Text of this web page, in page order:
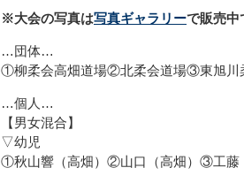
※大会の写真は写真ギャラリーで販売中
…団体…
①柳柔会高畑道場②北柔会道場③東旭川
…個人…
【男女混合】
▽幼児
①秋山響（高畑）②山口（高畑）③工藤